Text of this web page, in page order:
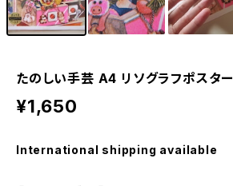
たのしい手芸 A4 リソグラフポスター
¥1,650
International shipping available